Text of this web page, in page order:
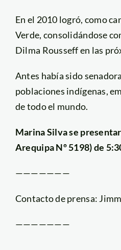
En el 2010 logró, como
Verde, consolidándose
Dilma Rousseff en las
Antes había sido
poblaciones indígenas,
de todo el mundo.
Marina Silva se
Arequipa Nº 5198) de
———————
Contacto de prensa:
———————